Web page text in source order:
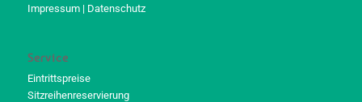
Impressum| Datenschutz
Service
Eintrittspreise
Sitzreihenreservierung